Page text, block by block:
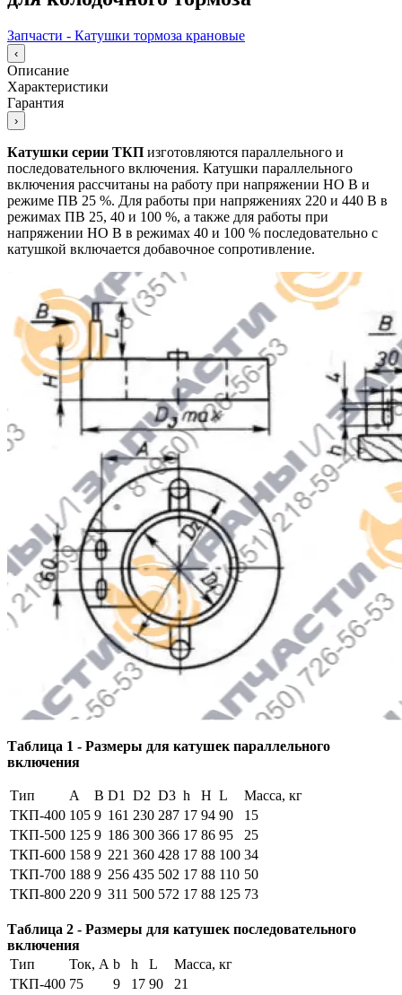
Запчасти - Катушки тормоза крановые
‹
Описание
Характеристики
Гарантия
›
Катушки серии ТКП изготовляются параллельного и
последовательного включения. Катушки параллельного
включения рассчитаны на работу при напряжении НО В и
режиме ПВ 25 %. Для работы при напряжениях 220 и 440 В в
режимах ПВ 25, 40 и 100 %, а также для работы при
напряжении НО В в режимах 40 и 100 % последовательно с
катушкой включается добавочное сопротивление.
Таблица 1 - Размеры для катушек параллельного
включения
Тип A B D1 D2 D3 h H L
Масса, кг
ТКП-400 105 9 161 230 287 17 94 90
15
ТКП-500 125 9 186 300 366 17 86 95
25
ТКП-600 158 9 221 360 428 17 88 100 34
ТКП-700 188 9 256 435 502 17 88 110 50
ТКП-800 220 9 311 500 572 17 88 125 73
Таблица 2 - Размеры для катушек последовательного
включения
Тип
Ток, А b h L
Масса, кг
ТКП-400 75 9 17 90
21